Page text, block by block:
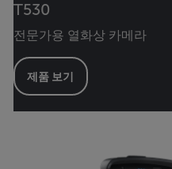
T530
전문가용 열화상 카메라
제품 보기